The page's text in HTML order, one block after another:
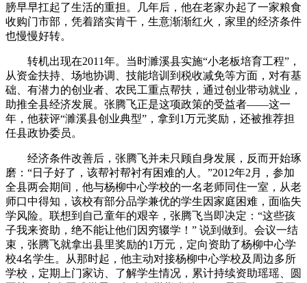
膀早早扛起了生活的重担。几年后，他在老家办起了一家粮食
收购门市部，凭着踏实肯干，生意渐渐红火，家里的经济条件
也慢慢好转。
转机出现在2011年。当时濉溪县实施“小老板培育工程”，
从资金扶持、场地协调、技能培训到税收减免等方面，对有基
础、有潜力的创业者、农民工重点帮扶，通过创业带动就业，
助推全县经济发展。张腾飞正是这项政策的受益者——这一
年，他获评“濉溪县创业典型”，拿到1万元奖励，还被推荐担
任县政协委员。
经济条件改善后，张腾飞并未只顾自身发展，反而开始琢
磨：“日子好了，该帮衬帮衬有困难的人。”2012年2月，参加
全县两会期间，他与杨柳中心学校的一名老师同住一室，从老
师口中得知，该校有部分品学兼优的学生因家庭困难，面临失
学风险。联想到自己童年的艰辛，张腾飞当即决定：“这些孩
子我来资助，绝不能让他们因穷辍学！” 说到做到。会议一结
束，张腾飞就拿出县里奖励的1万元，定向资助了杨柳中心学
校4名学生。从那时起，他主动对接杨柳中心学校及周边多所
学校，定期上门家访、了解学生情况，累计持续资助瑶瑶、圆